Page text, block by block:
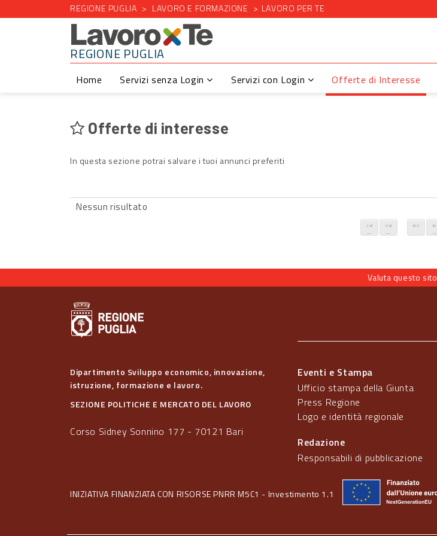
REGIONE PUGLIA LAVORO E FORMAZIONE LAVORO PER TE
REGIONE PUGLIA
Home Servizi senza Login Servizi con Login Offerte di Interesse
Offerte di interesse
In questa sezione potrai salvare i tuoi annunci preferiti
Nessun risultato
Valuta questo sito
Dipartimento Sviluppo economico, innovazione,
istruzione, formazione e lavoro.
SEZIONE POLITICHE E MERCATO DEL LAVORO
Corso Sidney Sonnino 177 - 70121 Bari
Eventi e Stampa
Ufficio stampa della Giunta
Press Regione
Logo e identità regionale
Redazione
Responsabili di pubblicazione
INIZIATIVA FINANZIATA CON RISORSE PNRR M5C1 - Investimento 1.1